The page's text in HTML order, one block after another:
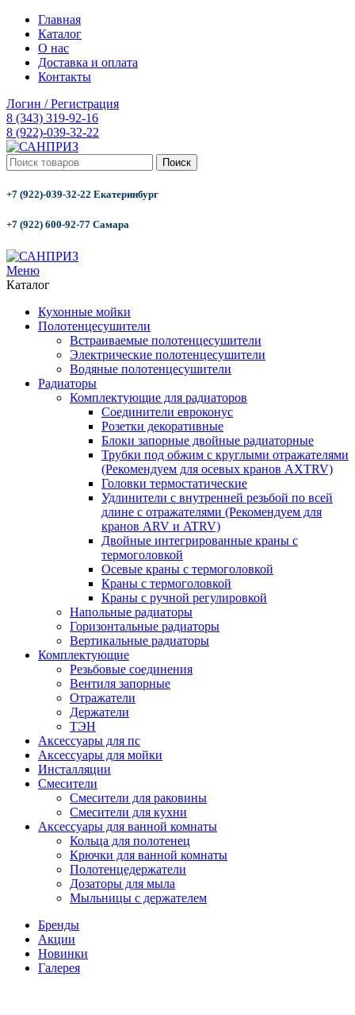
Главная
Каталог
О нас
Доставка и оплата
Контакты
Логин / Регистрация
8 (343) 319-92-16
8 (922)-039-32-22
Поиск
+7 (922)-039-32-22 Екатеринбург
+7 (922) 600-92-77 Самара
Меню
Каталог
Кухонные мойки
Полотенцесушители
Встраиваемые полотенцесушители
Электрические полотенцесушители
Водяные полотенцесушители
Радиаторы
Комплектующие для радиаторов
Соединители евроконус
Розетки декоративные
Блоки запорные двойные радиаторные
Трубки под обжим с круглыми отражателями
(Рекомендуем для осевых кранов AXTRV)
Головки термостатические
Удлинители с внутренней резьбой по всей
длине с отражателями (Рекомендуем для
кранов ARV и ATRV)
Двойные интегрированные краны с
термоголовкой
Осевые краны с термоголовкой
Краны с термоголовкой
Краны с ручной регулировкой
Напольные радиаторы
Горизонтальные радиаторы
Вертикальные радиаторы
Комплектующие
Резьбовые соединения
Вентиля запорные
Отражатели
Держатели
ТЭН
Аксессуары для пс
Аксессуары для мойки
Инсталляции
Смесители
Смесители для раковины
Смесители для кухни
Аксессуары для ванной комнаты
Кольца для полотенец
Крючки для ванной комнаты
Полотенцедержатели
Дозаторы для мыла
Мыльницы с держателем
Бренды
Акции
Новинки
Галерея